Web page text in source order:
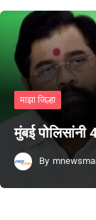
माझा जिल्हा
मुंबई पोलिसांनी
By